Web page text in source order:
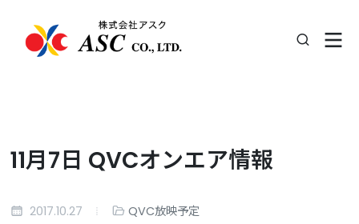
11月7日 QVCオンエア情報
2017.10.27 QVC放映予定